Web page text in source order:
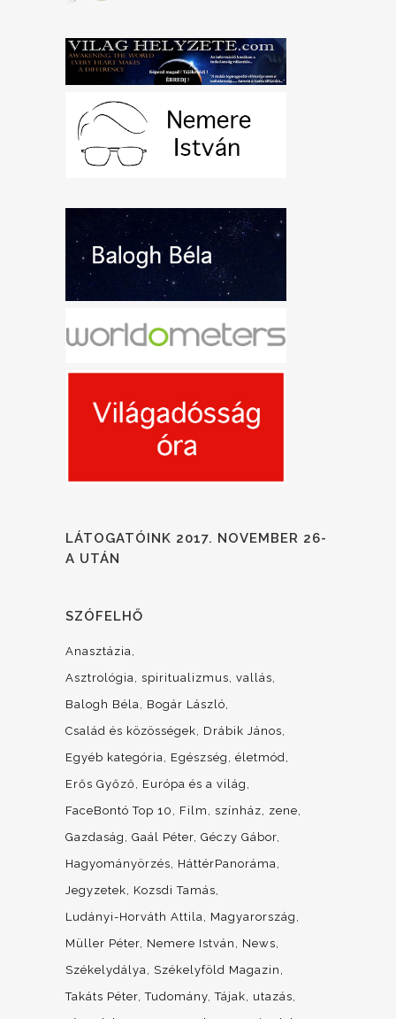
LÁTOGATÓINK 2017. NOVEMBER 26-
A UTÁN
SZÓFELHŐ
Anasztázia
Asztrológia, spiritualizmus, vallás
Balogh Béla
Bogár László
Család és közösségek
Drábik János
Egyéb kategória
Egészség, életmód
Erős Győző
Európa és a világ
FaceBontó Top 10
Film, színház, zene
Gazdaság
Gaál Péter Géczy Gábor
Hagyományörzés
HáttérPanoráma
Jegyzetek
Kozsdi Tamás
Ludányi-Horváth Attila
Magyarország
Müller Péter Nemere István
News
Székelydálya
Székelyföld Magazin
Takáts Péter Tudomány Tájak, utazás